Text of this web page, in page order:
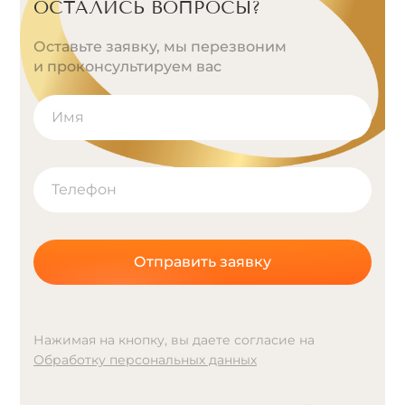
ОСТАЛИСЬ ВОПРОСЫ?
Оставьте заявку, мы перезвоним
и проконсультируем вас
Отправить заявку
Нажимая на кнопку, вы даете согласие на
Обработку персональных данных